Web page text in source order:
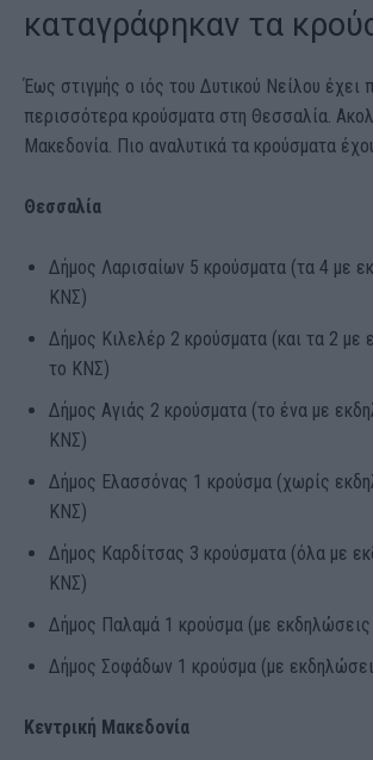
καταγράφηκαν τα
Έως στιγμής ο ιός του Δυτικού Νείλου έχει
περισσότερα κρούσματα στη Θεσσαλία.
Μακεδονία. Πιο αναλυτικά τα κρούσματα
Θεσσαλία
Δήμος Λαρισαίων 5 κρούσματα (τα 4 με
ΚΝΣ)
Δήμος Κιλελέρ 2 κρούσματα (και τα 2 με
το ΚΝΣ)
Δήμος Αγιάς 2 κρούσματα (το ένα με
ΚΝΣ)
Δήμος Ελασσόνας 1 κρούσμα (χωρίς
ΚΝΣ)
Δήμος Καρδίτσας 3 κρούσματα (όλα με
ΚΝΣ)
Δήμος Παλαμά 1 κρούσμα (με
Δήμος Σοφάδων 1 κρούσμα (με
Κεντρική Μακεδονία